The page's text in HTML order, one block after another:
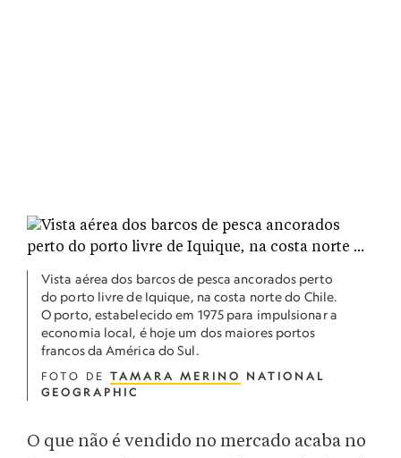
Vista aérea dos barcos de pesca ancorados perto
do porto livre de Iquique, na costa norte do Chile.
O porto, estabelecido em 1975 para impulsionar a
economia local, é hoje um dos maiores portos
francos da América do Sul.
FOTO DE TAMARA MERINO
NATIONAL
GEOGRAPHIC
O que não é vendido no mercado acaba no